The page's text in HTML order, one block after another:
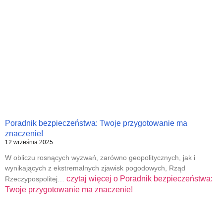
Poradnik bezpieczeństwa: Twoje przygotowanie ma
znaczenie!
12 września 2025
W obliczu rosnących wyzwań, zarówno geopolitycznych, jak i
wynikających z ekstremalnych zjawisk pogodowych, Rząd
Rzeczypospolitej… czytaj więcej o Poradnik bezpieczeństwa:
Twoje przygotowanie ma znaczenie!